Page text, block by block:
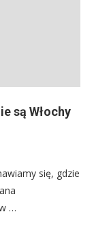
są Włochy
się, gdzie
…